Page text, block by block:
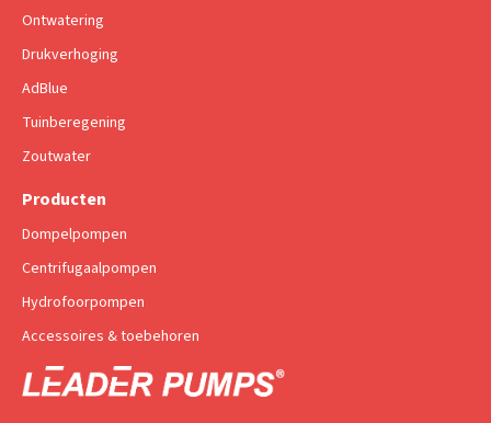
Producten
Dompelpompen
Centrifugaalpompen
Hydrofoorpompen
Accessoires & toebehoren
Ontwatering
Drukverhoging
AdBlue
Tuinberegening
Zoutwater